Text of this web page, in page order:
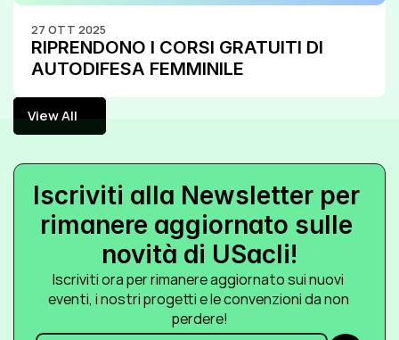
27 OTT 2025
RIPRENDONO I CORSI GRATUITI DI
AUTODIFESA FEMMINILE
View All
View All
Iscriviti alla Newsletter per
rimanere aggiornato sulle
novità di USacli!
Iscriviti ora per rimanere aggiornato sui nuovi
eventi, i nostri progetti e le convenzioni da non
perdere!